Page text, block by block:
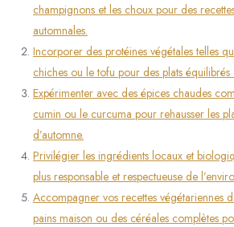
champignons et les choux pour des
automnales.
Incorporer des protéines végétales telles
chiches ou le tofu pour des plats équilibrés
Expérimenter avec des épices chaudes
cumin ou le curcuma pour rehausser les
d’automne.
Privilégier les ingrédients locaux et
plus responsable et respectueuse de
Accompagner vos recettes végétariennes
pains maison ou des céréales complètes